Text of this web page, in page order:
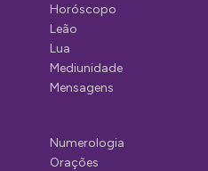
Horóscopo
Leão
Lua
Mediunidade
Mensagens
Numerologia
Orações